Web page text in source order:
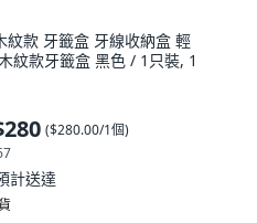
紋款 牙籤盒 牙線收納盒 輕
紋款牙籤盒 黑色 / 1只裝, 1
($280.00/1個)
計送達